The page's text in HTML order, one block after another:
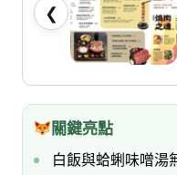
❮
關鍵亮點
白飯與蛤蜊味噌湯